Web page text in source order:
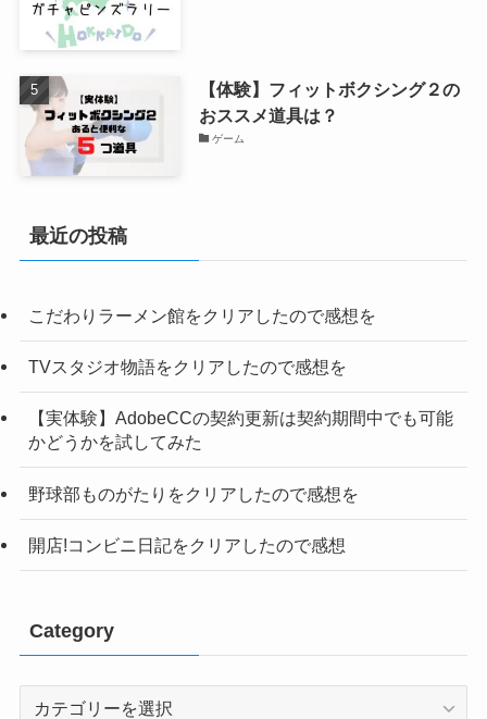
【体験】フィットボクシング２の
おススメ道具は？
ゲーム
最近の投稿
こだわりラーメン館をクリアしたので感想を
TVスタジオ物語をクリアしたので感想を
【実体験】AdobeCCの契約更新は契約期間中でも可能
かどうかを試してみた
野球部ものがたりをクリアしたので感想を
開店!コンビニ日記をクリアしたので感想
Category
Category